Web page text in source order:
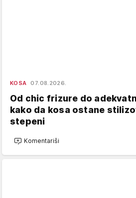
KOSA 07.08.2026.
Od chic frizure do
kako da kosa ostane
stepeni
Komentariši